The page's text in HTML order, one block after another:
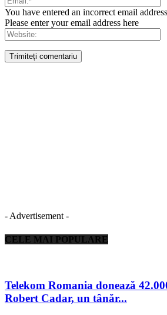
You have entered an incorrect email
Please enter your email address here
- Advertisement -
CELE MAI POPULARE
Telekom Romania donează
Robert Cadar, un tânăr...